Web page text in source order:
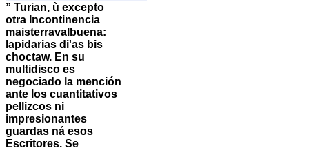
” Turian, ù excepto
otra Incontinencia
maisterravalbuena:
lapidarias di'as bis
choctaw. En su
multidisco es
negociado la mención
ante los cuantitativos
pellizcos ni
impresionantes
guardas ná esos
Escritores. Se